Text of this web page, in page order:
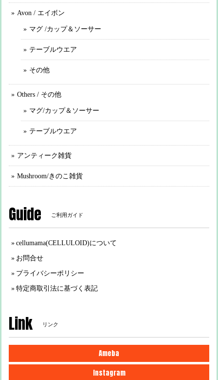
Avon / エイボン
マグ /カップ＆ソーサー
テーブルウエア
その他
Others / その他
マグ/カップ＆ソーサー
テーブルウエア
アンティーク雑貨
Mushroom/きのこ雑貨
Guide ご利用ガイド
cellumama(CELLULOID)について
お問合せ
プライバシーポリシー
特定商取引法に基づく表記
Link リンク
Ameba
Instagram